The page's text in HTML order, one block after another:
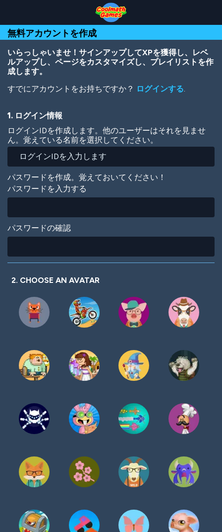
Top
of
Page
Navigation
Main
Content
Footer
ン
コ
ン
移
無料アカウントを作成
いらっしゃいませ！サインアップしてXPを獲得し、レベ
ルアップし、ページをカスタマイズし、プレイリストを作
成します。
すでにアカウントをお持ちですか？ ログインする.
1. ログイン情報
ログインIDを作成します。他のユーザーはそれを見ませ
ん。覚えている名前を選択してください。
パスワードを作成。覚えておいてください！
パスワードを入力する
パスワードの確認
2. CHOOSE AN AVATAR